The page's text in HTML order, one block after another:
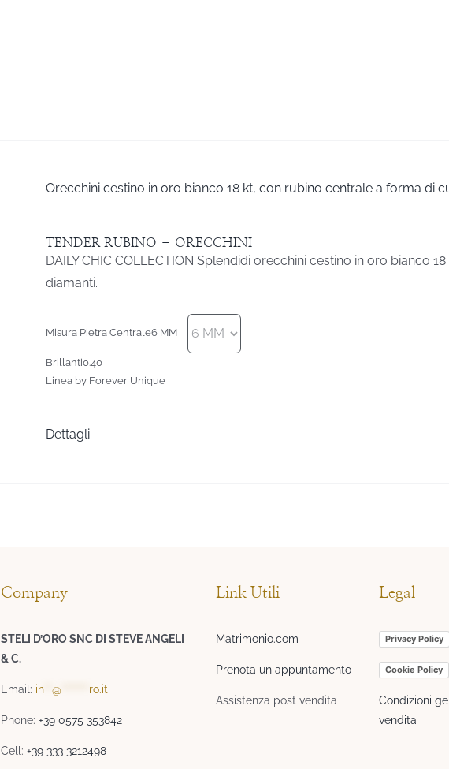
Orecchini cestino in oro bianco 18 kt, con rubino centrale a forma di
TENDER RUBINO – ORECCHINI
DAILY CHIC COLLECTION Splendidi orecchini cestino in oro bianco
diamanti.
Misura Pietra Centrale6 MM
Brillanti0.40
Linea by Forever Unique
Dettagli
Company
STELI D’ORO SNC DI STEVE ANGELI
& C.
Email: in **@ ro.it
Phone:+39 0575 353842
Cell:+39 333 3212498
Link Utili
Matrimonio.com
Prenota un appuntamento
Assistenza post vendita
Legal
Privacy Policy
Cookie Policy
Condizioni
vendita